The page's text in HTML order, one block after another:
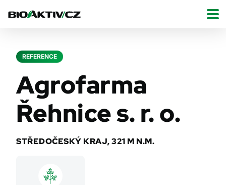
REFERENCE
Agrofarma
Řehnice s. r. o.
STŘEDOČESKÝ KRAJ, 321 M N.M.